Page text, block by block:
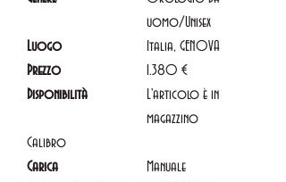
uomo/Unisex
Luogo
Italia, GENOVA
Prezzo
1.380 €
Disponibilità
L'articolo è in
magazzino
Calibro
Carica
Manuale